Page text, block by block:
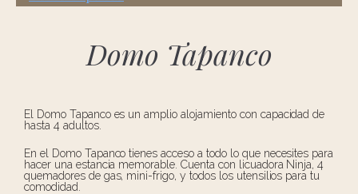
Domo Tapanco
El Domo Tapanco es un amplio alojamiento con capacidad de
hasta 4 adultos.
En el Domo Tapanco tienes acceso a todo lo que necesites para
hacer una estancia memorable. Cuenta con licuadora Ninja, 4
quemadores de gas, mini-frigo, y todos los utensilios para tu
comodidad.